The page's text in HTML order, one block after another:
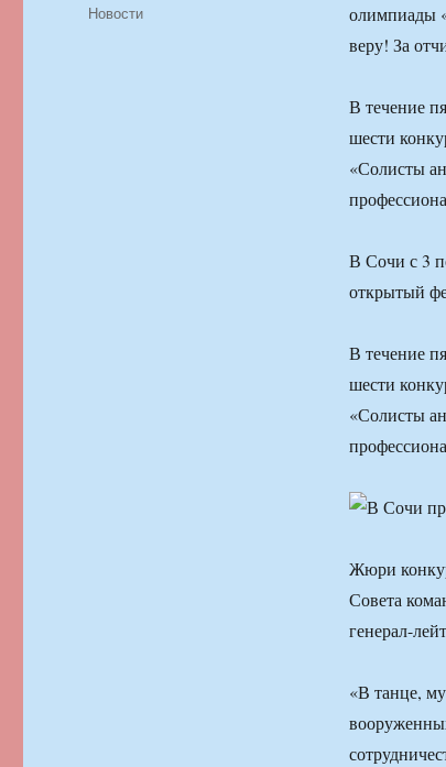
олимпиады
веру! За
В течение
шести
«Солисты
В Сочи с 3
открытый
В течение
шести
«Солисты
Жюри
Совета
генерал-
«В танце,
Рубрики
Новости